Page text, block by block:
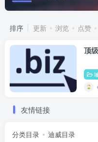
排序 更新 浏览 点赞
顶
友情链接
分类目录 迪威目录